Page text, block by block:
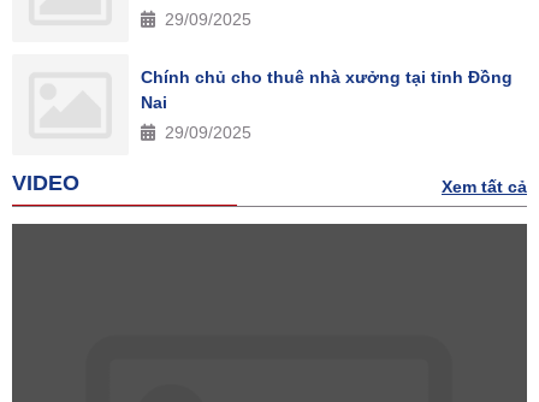
29/09/2025
Chính chủ cho thuê nhà xưởng tại tỉnh Đồng
Nai
29/09/2025
VIDEO Xem tất cả